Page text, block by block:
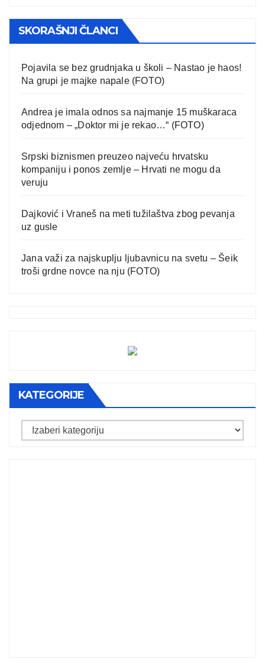
SKORAŠNJI ČLANCI
Pojavila se bez grudnjaka u školi – Nastao je haos!
Na grupi je majke napale (FOTO)
Andrea je imala odnos sa najmanje 15 muškaraca
odjednom – „Doktor mi je rekao…“ (FOTO)
Srpski biznismen preuzeo najveću hrvatsku
kompaniju i ponos zemlje – Hrvati ne mogu da
veruju
Dajković i Vraneš na meti tužilaštva zbog pevanja
uz gusle
Jana važi za najskuplju ljubavnicu na svetu – Šeik
troši grdne novce na nju (FOTO)
KATEGORIJE
Kategorije